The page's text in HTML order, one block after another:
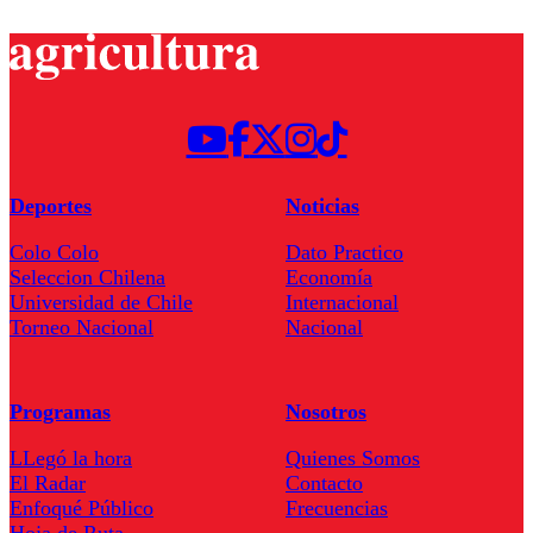
Deportes
Colo Colo
Seleccion Chilena
Universidad de Chile
Torneo Nacional
Noticias
Dato Practico
Economía
Internacional
Nacional
Programas
LLegó la hora
El Radar
Enfoqué Público
Nosotros
Quienes Somos
Contacto
Frecuencias